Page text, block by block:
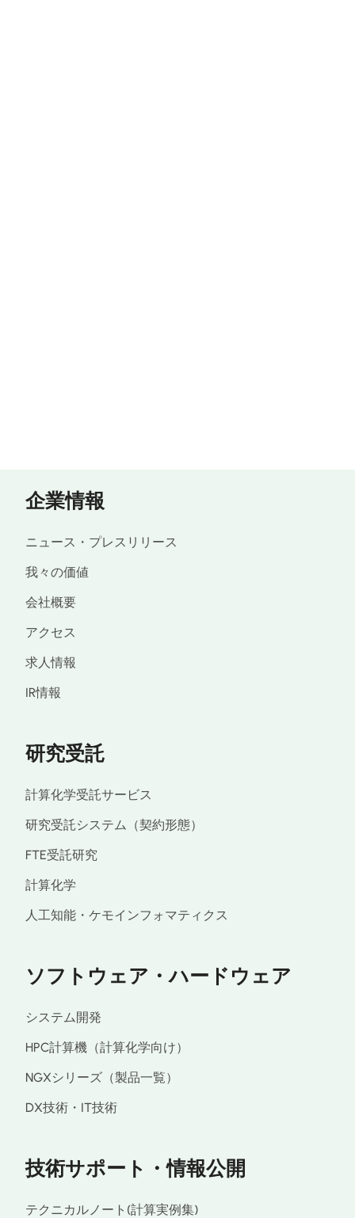
企業情報
ニュース・プレスリリース
我々の価値
会社概要
アクセス
求人情報
IR情報
研究受託
計算化学受託サービス
研究受託システム（契約形態）
FTE受託研究
計算化学
人工知能・ケモインフォマティクス
ソフトウェア・ハードウェア
システム開発
HPC計算機（計算化学向け）
NGXシリーズ（製品一覧）
DX技術・IT技術
技術サポート・情報公開
テクニカルノート(計算実例集)